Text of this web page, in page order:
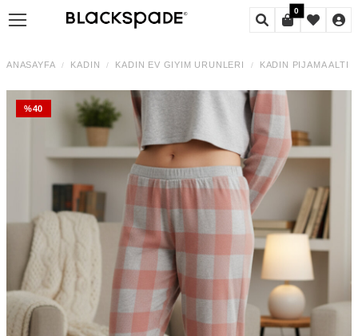
0
ANASAYFA / KADIN / KADIN EV GIYIM ÜRÜNLERI / KADIN PIJAMA ALTI
%40